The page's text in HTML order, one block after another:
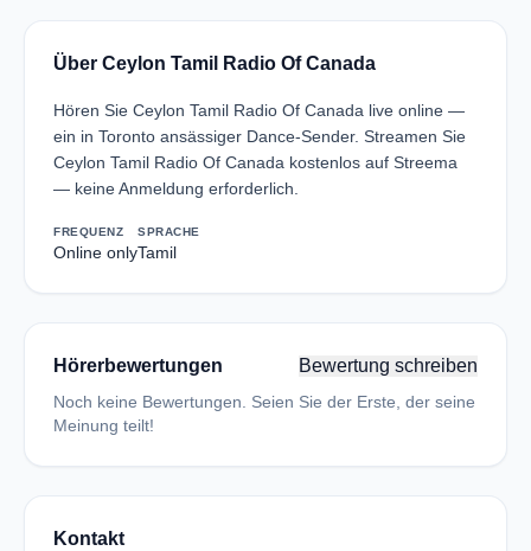
Über Ceylon Tamil Radio Of Canada
Hören Sie Ceylon Tamil Radio Of Canada live online —
ein in Toronto ansässiger Dance-Sender. Streamen Sie
Ceylon Tamil Radio Of Canada kostenlos auf Streema
— keine Anmeldung erforderlich.
FREQUENZ
Online only
SPRACHE
Tamil
Hörerbewertungen Bewertung schreiben
Noch keine Bewertungen. Seien Sie der Erste, der seine
Meinung teilt!
Kontakt